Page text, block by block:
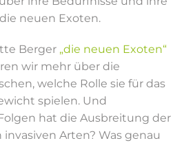
neuen Exoten.
Berger „die neuen Exoten“
wir mehr über die
welche Rolle sie für das
spielen. Und
hat die Ausbreitung der
Arten? Was genau